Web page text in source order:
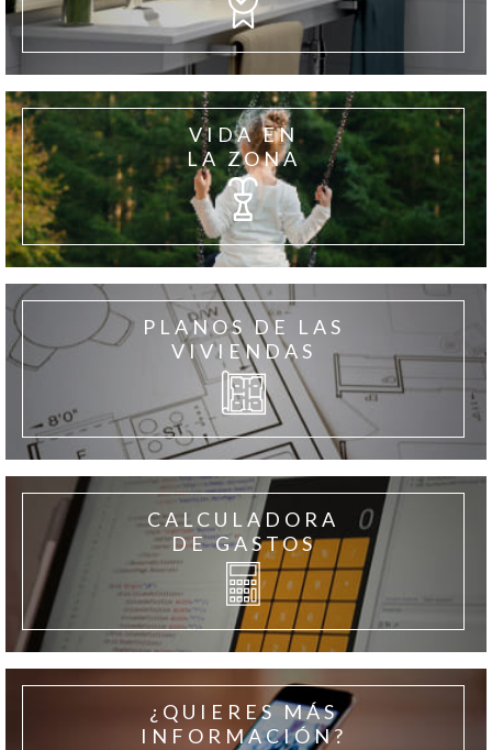
VIDA EN
LA ZONA
PLANOS DE LAS
VIVIENDAS
CALCULADORA
DE GASTOS
¿QUIERES MÁS
INFORMACIÓN?